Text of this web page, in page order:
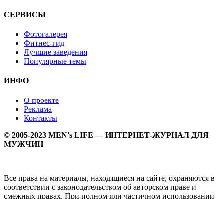
СЕРВИСЫ
Фотогалерея
Фитнес-гид
Лучшие заведения
Популярные темы
ИНФО
О проекте
Реклама
Контакты
© 2005-2023 MEN's LIFE — ИНТЕРНЕТ-ЖУРНАЛ ДЛЯ
МУЖЧИН
Все права на материалы, находящиеся на сайте, охраняются в
соответствии с законодательством об авторском праве и
смежных правах. При полном или частичном использовании